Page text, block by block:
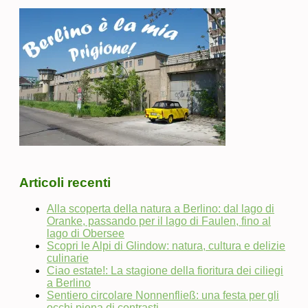
Articoli recenti
Alla scoperta della natura a Berlino: dal lago di
Oranke, passando per il lago di Faulen, fino al
lago di Obersee
Scopri le Alpi di Glindow: natura, cultura e delizie
culinarie
Ciao estate!: La stagione della fioritura dei ciliegi
a Berlino
Sentiero circolare Nonnenfließ: una festa per gli